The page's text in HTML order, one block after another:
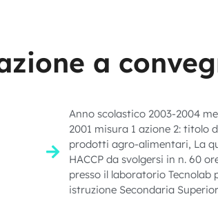
a
Anno scolastico 2003-2004
2001 misura 1 azione 2: titolo
prodotti agro-alimentari, La
HACCP da svolgersi in n. 60
presso il laboratorio
istruzione Secondaria